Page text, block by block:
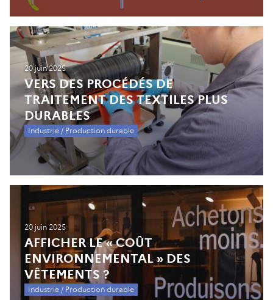
Industrie / Production durable
VERS DES PROCÉDÉS DE
TRAITEMENT DES TEXTILES PLUS
DURABLES
20 juin 2025
Industrie / Production durable
AFFICHER LE « COÛT
ENVIRONNEMENTAL » DES
VÊTEMENTS ?
20 juin 2025